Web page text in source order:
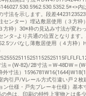
内
寸法を示します。段差
センター）埋込敷居使用（３方枠
方枠）30※枠の見込み寸法が変わ
ンタ−より共通の位置となります
ツバなし薄敷居使用（４方枠）
法＝(W-82)/2B寸法＝W-48DW＝
外寸法）
内引戸/Vレール方式引違い戸２枚
ン仕様・戸先ブレーキ仕様）基本
の色は、印刷の特性上実物とは多